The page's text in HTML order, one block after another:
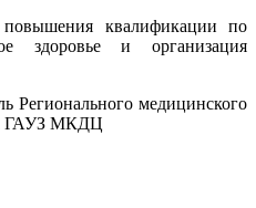
квалификации по
здоровье и организация
Регионального медицинского
ГАУЗ МКДЦ